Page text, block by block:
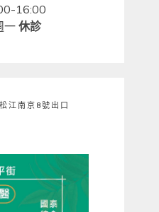
16:00
一 休診
江南京8號出口